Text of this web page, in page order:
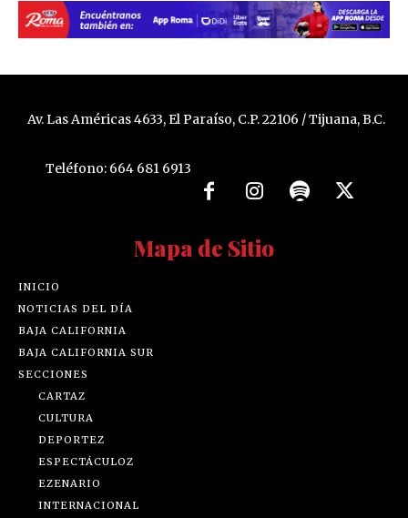
Av. Las Américas 4633, El Paraíso, C.P. 22106 / Tijuana, B.C.
Teléfono: 664 681 6913
Mapa de Sitio
INICIO
NOTICIAS DEL DÍA
BAJA CALIFORNIA
BAJA CALIFORNIA SUR
SECCIONES
CARTAZ
CULTURA
DEPORTEZ
ESPECTÁCULOZ
EZENARIO
INTERNACIONAL